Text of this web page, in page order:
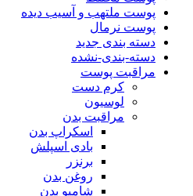
پوست ملتهب و آسیب دیده
پوست نرمال
دسته بندی جدید
دسته-بندی-نشده
مراقبت پوست
کرم دست
لوسیون
مراقبت بدن
اسکراپ بدن
بادی اسپلش
برنزر
روغن بدن
شامپو بدن